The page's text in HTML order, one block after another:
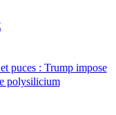
puces : Trump impose
polysilicium